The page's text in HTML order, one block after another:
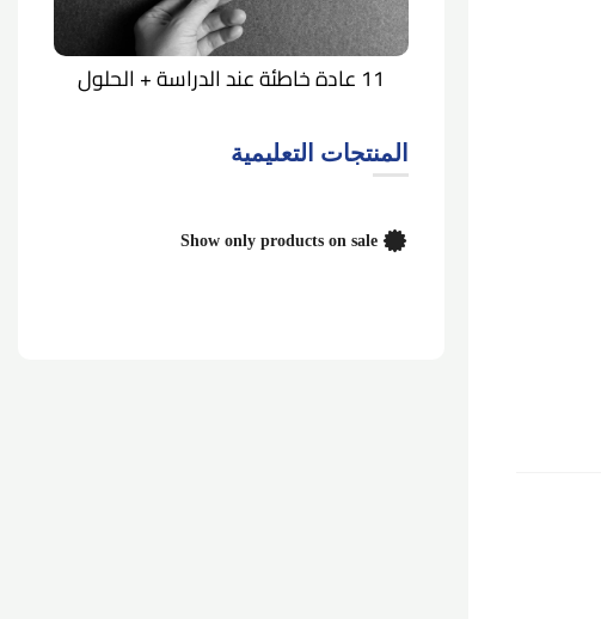
11 عادة خاطئة عند الدراسة + الحلول
المنتجات التعليمية
Show only products on sale